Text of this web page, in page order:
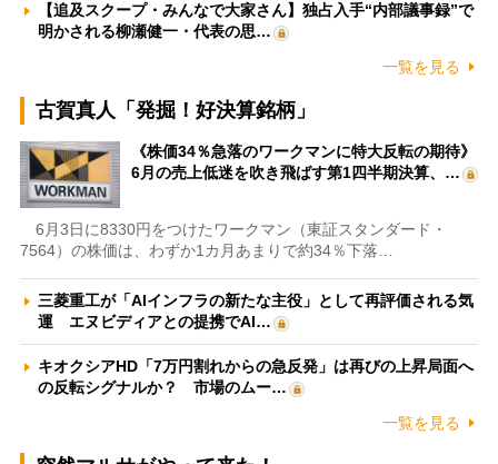
【追及スクープ・みんなで大家さん】独占入手“内部議事録”で
明かされる柳瀬健一・代表の思…
一覧を見る
古賀真人「発掘！好決算銘柄」
《株価34％急落のワークマンに特大反転の期待》
6月の売上低迷を吹き飛ばす第1四半期決算、…
6月3日に8330円をつけたワークマン（東証スタンダード・
7564）の株価は、わずか1カ月あまりで約34％下落…
三菱重工が「AIインフラの新たな主役」として再評価される気
運 エヌビディアとの提携でAI…
キオクシアHD「7万円割れからの急反発」は再びの上昇局面へ
の反転シグナルか？ 市場のムー…
一覧を見る